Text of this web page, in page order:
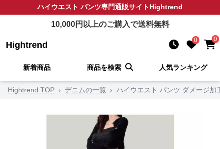
ハイウエスト パンツ専門通販サイトHightrend
10,000円以上のご購入で送料無料
Hightrend 0 0
新着商品 商品を検索 人気ランキング
Hightrend TOP › デニムの一覧 › ハイウエスト パンツ ダメージ